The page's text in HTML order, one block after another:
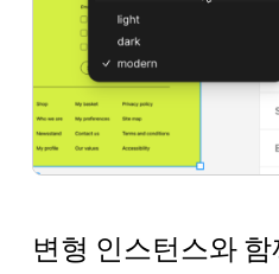
변형 인스턴스와 함